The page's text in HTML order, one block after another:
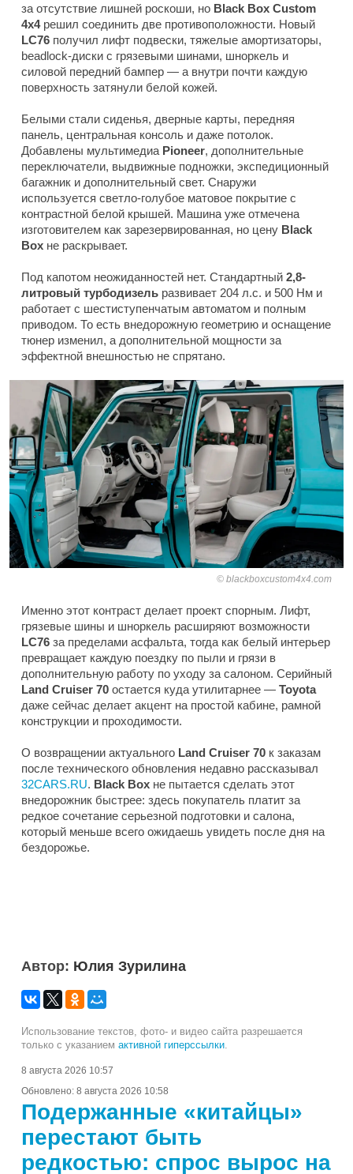
за отсутствие лишней роскоши, но Black Box Custom
4x4решил соединить две противоположности. Новый
LC76 получил лифт подвески, тяжелые амортизаторы,
beadlock-диски с грязевыми шинами, шноркель и
силовой передний бампер — а внутри почти каждую
поверхность затянули белой кожей.
Белыми стали сиденья, дверные карты, передняя
панель, центральная консоль и даже потолок.
Добавлены мультимедиа Pioneer, дополнительные
переключатели, выдвижные подножки, экспедиционный
багажник и дополнительный свет. Снаружи
используется светло-голубое матовое покрытие с
контрастной белой крышей. Машина уже отмечена
изготовителем как зарезервированная, но цену Black
Box не раскрывает.
Под капотом неожиданностей нет. Стандартный 2,8-
литровый турбодизель развивает 204 л.с. и 500 Нм и
работает с шестиступенчатым автоматом и полным
приводом. То есть внедорожную геометрию и оснащение
тюнер изменил, а дополнительной мощности за
эффектной внешностью не спрятано.
blackboxcustom4x4.com
Именно этот контраст делает проект спорным. Лифт,
грязевые шины и шноркель расширяют возможности
LC76 за пределами асфальта, тогда как белый интерьер
превращает каждую поездку по пыли и грязи в
дополнительную работу по уходу за салоном. Серийный
Land Cruiser 70 остается куда утилитарнее — Toyota
даже сейчас делает акцент на простой кабине, рамной
конструкции и проходимости.
О возвращении актуального Land Cruiser 70 к заказам
после технического обновления недавно рассказывал
32CARS.RU. Black Box не пытается сделать этот
внедорожник быстрее: здесь покупатель платит за
редкое сочетание серьезной подготовки и салона,
который меньше всего ожидаешь увидеть после дня на
бездорожье.
Автор: Юлия Зурилина
Использование текстов, фото- и видео сайта разрешается
только с указанием активной гиперссылки.
8 августа 2026 10:57
Обновлено: 8 августа 2026 10:58
Подержанные «китайцы»
перестают быть
редкостью: спрос вырос на